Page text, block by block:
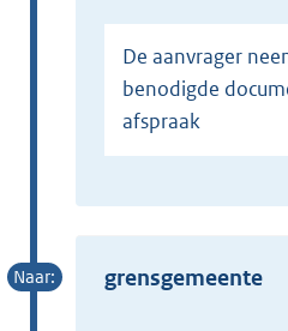
De aanvrager neemt de gegevens en
benodigde
afspraak
grensgemeente